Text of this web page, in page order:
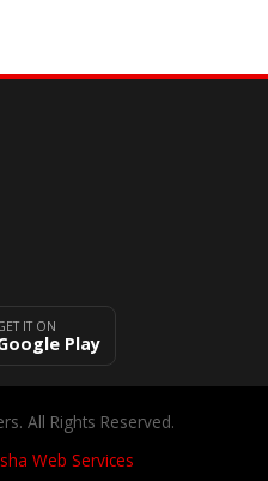
IT ON
Play
All Rights Reserved.
Web Services